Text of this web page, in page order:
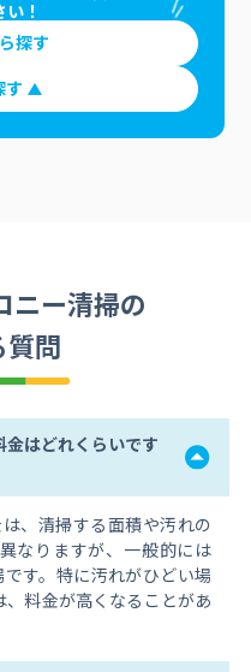
！
探す
す
ニー清掃の
質問
はどれくらいです
、清掃する面積や汚れの
なりますが、一般的には
す。特に汚れがひどい場
料金が高くなることがあ